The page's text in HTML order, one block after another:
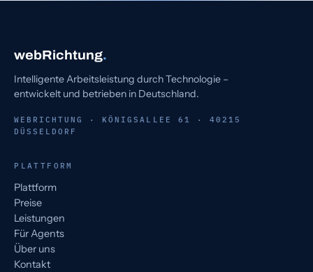
webRichtung.
Intelligente Arbeitsleistung durch Technologie –
entwickelt und betrieben in Deutschland.
WEBRICHTUNG · KÖNIGSALLEE 61 · 40215
DÜSSELDORF
PLATTFORM
Plattform
Preise
Leistungen
Für Agents
Über uns
Kontakt